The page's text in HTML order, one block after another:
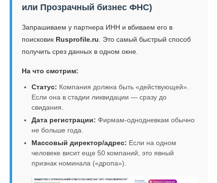
или Прозрачный бизнес ФНС)
Запрашиваем у партнера ИНН и вбиваем его в
поисковик Rusprofile.ru . Это самый быстрый способ
получить срез данных в одном окне.
На что смотрим:
Статус: Компания должна быть «действующей».
Если она в стадии ликвидации — сразу до
свидания.
Дата регистрации: Фирмам-однодневкам обычно
не больше года.
Массовый директор/адрес: Если на одном
человеке висит еще 50 компаний, это явный
признак номинала («дропа»).